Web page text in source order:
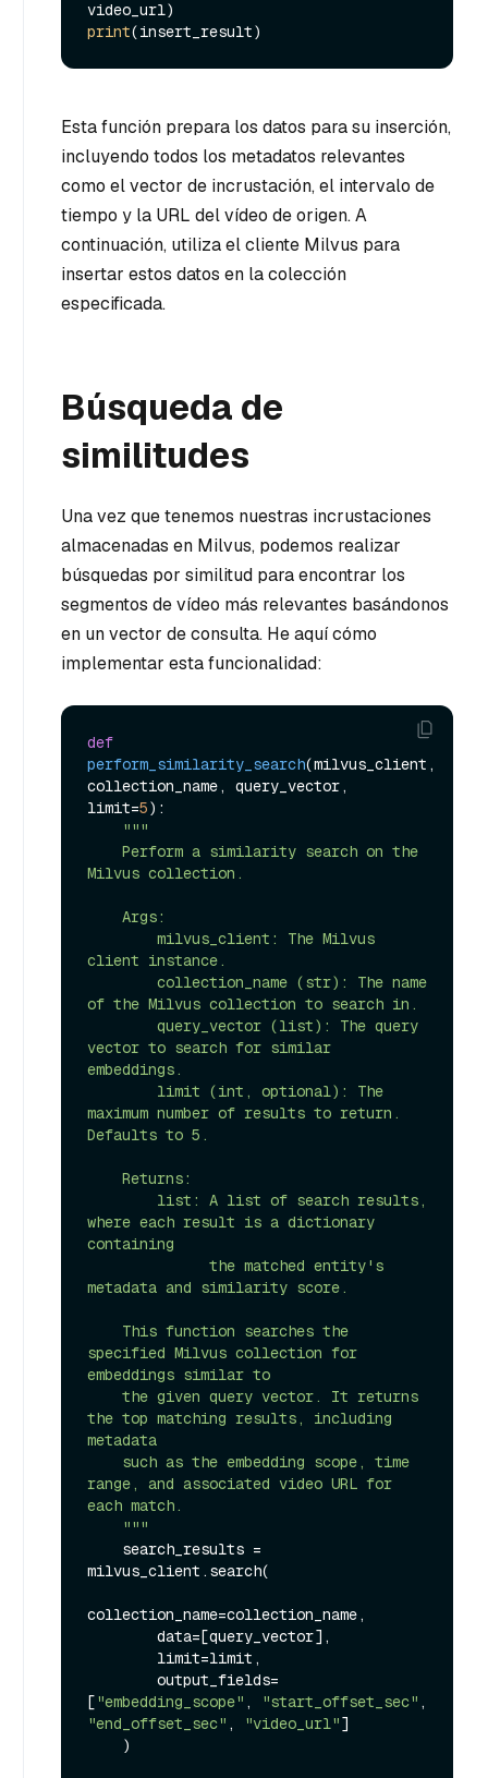
print
Esta función prepara los datos para su inserción,
incluyendo todos los metadatos relevantes
como el vector de incrustación, el intervalo de
tiempo y la URL del vídeo de origen. A
continuación, utiliza el cliente Milvus para
insertar estos datos en la colección
especificada.
Búsqueda de
similitudes
Una vez que tenemos nuestras incrustaciones
almacenadas en Milvus, podemos realizar
búsquedas por similitud para encontrar los
segmentos de vídeo más relevantes basándonos
en un vector de consulta. He aquí cómo
implementar esta funcionalidad:
def
perform_similarity_search(milvus_client,
collection_name, query_vector,
limit=5):
"""
Milvus collection.
client instance.
of the Milvus collection to search in.
vector to search for similar
embeddings.
maximum number of results to return.
Defaults to 5.
where each result is a dictionary
containing
metadata and similarity score.
specified Milvus collection for
embeddings similar to
the top matching results, including
metadata
range, and associated video URL for
each match.
    """
milvus_client.search(
collection_name=collection_name,
["embedding_scope" , "start_offset_sec"
"end_offset_sec" , "video_url"]